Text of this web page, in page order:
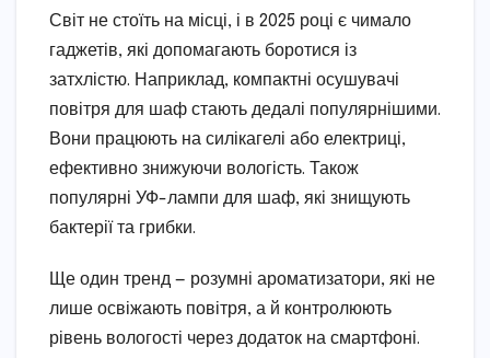
Світ не стоїть на місці, і в 2025 році є чимало
гаджетів, які допомагають боротися із
затхлістю. Наприклад, компактні осушувачі
повітря для шаф стають дедалі популярнішими.
Вони працюють на силікагелі або електриці,
ефективно знижуючи вологість. Також
популярні УФ-лампи для шаф, які знищують
бактерії та грибки.
Ще один тренд — розумні ароматизатори, які не
лише освіжають повітря, а й контролюють
рівень вологості через додаток на смартфоні.